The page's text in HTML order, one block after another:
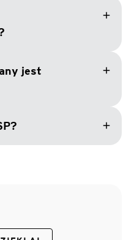
add
jest
add
add